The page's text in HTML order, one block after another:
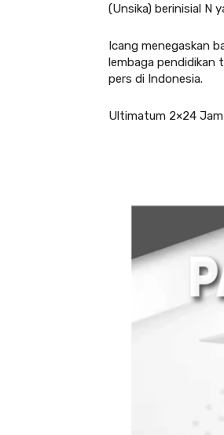
(Unsika) berinisial N
Icang menegaskan
lembaga pendidikan
pers di Indonesia.
Ultimatum 2×24